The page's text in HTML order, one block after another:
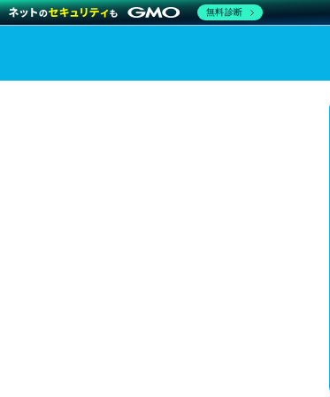
無料診断